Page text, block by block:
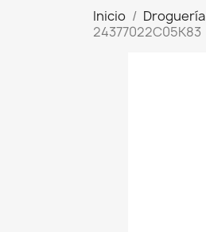
Inicio Droguería
24377022C05K83